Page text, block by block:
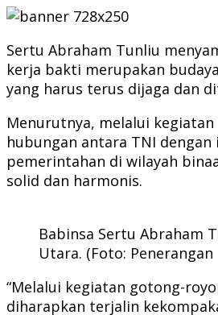
Sertu Abraham Tunliu
kerja bakti merupakan
yang harus terus dijaga dan
Menurutnya, melalui
hubungan antara TNI dengan
pemerintahan di wilayah
solid dan harmonis.
Babinsa Sertu Abraham
Utara. (Foto:
“Melalui kegiatan gotong-
diharapkan terjalin